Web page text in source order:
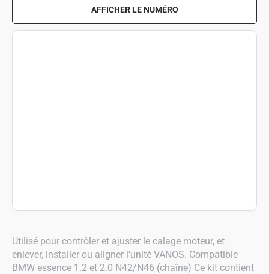
Utilisé pour contrôler et ajuster le calage moteur, et
enlever, installer ou aligner l'unité VANOS. Compatible
BMW essence 1.2 et 2.0 N42/N46 (chaîne) Ce kit contient
AFFICHER LE NUMÉRO